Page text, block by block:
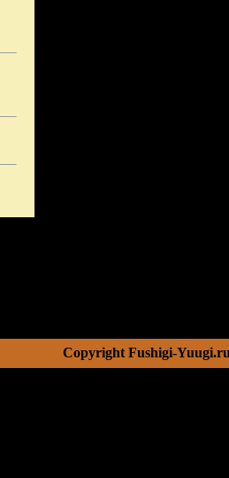
Copyright Fushigi-